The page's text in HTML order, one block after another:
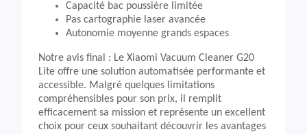
Capacité bac poussière limitée
Pas cartographie laser avancée
Autonomie moyenne grands espaces
Notre avis final : Le Xiaomi Vacuum Cleaner G20
Lite offre une solution automatisée performante et
accessible. Malgré quelques limitations
compréhensibles pour son prix, il remplit
efficacement sa mission et représente un excellent
choix pour ceux souhaitant découvrir les avantages